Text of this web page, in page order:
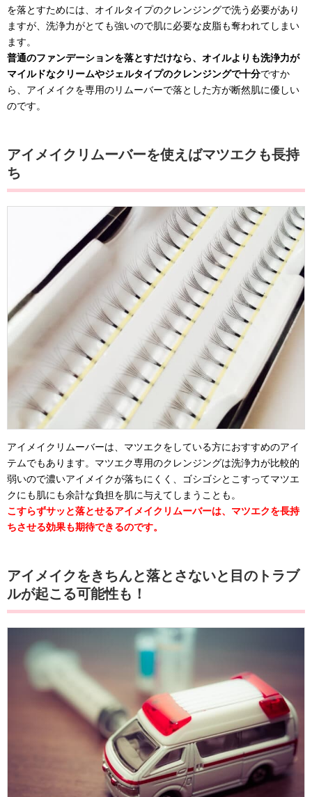
を落とすためには、オイルタイプのクレンジングで洗う必要があり
ますが、洗浄力がとても強いので肌に必要な皮脂も奪われてしまい
ます。
普通のファンデーションを落とすだけなら、オイルよりも洗浄力が
マイルドなクリームやジェルタイプのクレンジングで十分ですか
ら、アイメイクを専用のリムーバーで落とした方が断然肌に優しい
のです。
アイメイクリムーバーを使えばマツエクも長持
ち
アイメイクリムーバーは、マツエクをしている方におすすめのアイ
テムでもあります。マツエク専用のクレンジングは洗浄力が比較的
弱いので濃いアイメイクが落ちにくく、ゴシゴシとこすってマツエ
クにも肌にも余計な負担を肌に与えてしまうことも。
こすらずサッと落とせるアイメイクリムーバーは、マツエクを長持
ちさせる効果も期待できるのです。
アイメイクをきちんと落とさないと目のトラブ
ルが起こる可能性も！